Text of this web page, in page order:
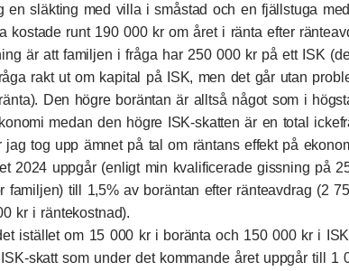
en släkting med villa i småstad och en fjällstuga
kostade runt 190 000 kr om året i ränta efter
är att familjen i fråga har 250 000 kr på ett ISK
rakt ut om kapital på ISK, men det går utan
Den högre boräntan är alltså något som i
medan den högre ISK-skatten är en total
tog upp ämnet på tal om räntans effekt på
2024 uppgår (enligt min kvalificerade gissning på
familjen) till 1,5% av boräntan efter ränteavdrag (2
kr i räntekostnad).
istället om 15 000 kr i boränta och 150 000 kr i
skatt som under det kommande året uppgår till 1